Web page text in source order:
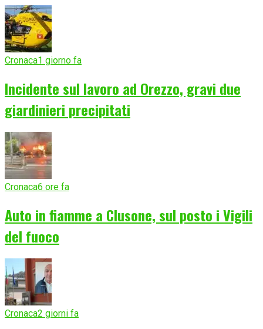
Cronaca1 giorno fa
Incidente sul lavoro ad Orezzo, gravi due
giardinieri precipitati
Cronaca6 ore fa
Auto in fiamme a Clusone, sul posto i Vigili
del fuoco
Cronaca2 giorni fa